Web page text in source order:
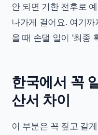
안 되면 기한 전후로
나가게 걸어요. 여기
올 때 손댈 일이 '최종
한국에서 꼭
산서 차이
이 부분은 꼭 짚고 갈